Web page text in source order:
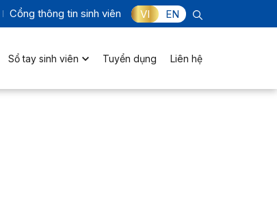
Cổng thông tin sinh viên VI EN
Sổ tay sinh viên Tuyển dụng Liên hệ